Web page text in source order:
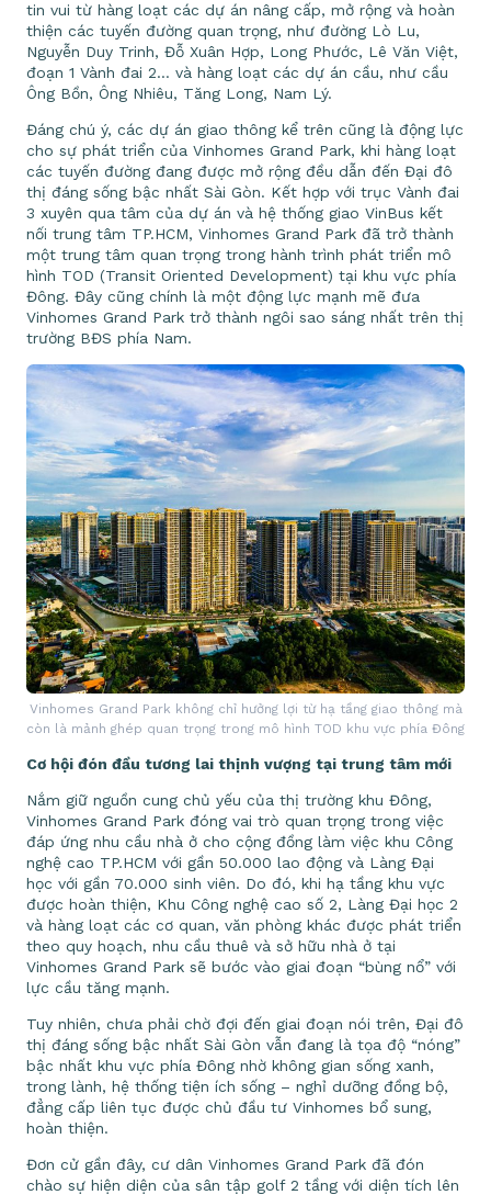
tin vui từ hàng loạt các dự án nâng cấp, mở rộng và hoàn
thiện các tuyến đường quan trọng, như đường Lò Lu,
Nguyễn Duy Trinh, Đỗ Xuân Hợp, Long Phước, Lê Văn Việt,
đoạn 1 Vành đai 2… và hàng loạt các dự án cầu, như cầu
Ông Bồn, Ông Nhiêu, Tăng Long, Nam Lý.
Đáng chú ý, các dự án giao thông kể trên cũng là động lực
cho sự phát triển của Vinhomes Grand Park, khi hàng loạt
các tuyến đường đang được mở rộng đều dẫn đến Đại đô
thị đáng sống bậc nhất Sài Gòn. Kết hợp với trục Vành đai
3 xuyên qua tâm của dự án và hệ thống giao VinBus kết
nối trung tâm TP.HCM, Vinhomes Grand Park đã trở thành
một trung tâm quan trọng trong hành trình phát triển mô
hình TOD (Transit Oriented Development) tại khu vực phía
Đông. Đây cũng chính là một động lực mạnh mẽ đưa
Vinhomes Grand Park trở thành ngôi sao sáng nhất trên thị
trường BĐS phía Nam.
Vinhomes Grand Park không chỉ hưởng lợi từ hạ tầng giao thông mà
còn là mảnh ghép quan trọng trong mô hình TOD khu vực phía Đông
Cơ hội đón đầu tương lai thịnh vượng tại trung tâm mới
Nắm giữ nguồn cung chủ yếu của thị trường khu Đông,
Vinhomes Grand Park đóng vai trò quan trọng trong việc
đáp ứng nhu cầu nhà ở cho cộng đồng làm việc khu Công
nghệ cao TP.HCM với gần 50.000 lao động và Làng Đại
học với gần 70.000 sinh viên. Do đó, khi hạ tầng khu vực
được hoàn thiện, Khu Công nghệ cao số 2, Làng Đại học 2
và hàng loạt các cơ quan, văn phòng khác được phát triển
theo quy hoạch, nhu cầu thuê và sở hữu nhà ở tại
Vinhomes Grand Park sẽ bước vào giai đoạn “bùng nổ” với
lực cầu tăng mạnh.
Tuy nhiên, chưa phải chờ đợi đến giai đoạn nói trên, Đại đô
thị đáng sống bậc nhất Sài Gòn vẫn đang là tọa độ “nóng”
bậc nhất khu vực phía Đông nhờ không gian sống xanh,
trong lành, hệ thống tiện ích sống – nghỉ dưỡng đồng bộ,
đẳng cấp liên tục được chủ đầu tư Vinhomes bổ sung,
hoàn thiện.
Đơn cử gần đây, cư dân Vinhomes Grand Park đã đón
chào sự hiện diện của sân tập golf 2 tầng với diện tích lên